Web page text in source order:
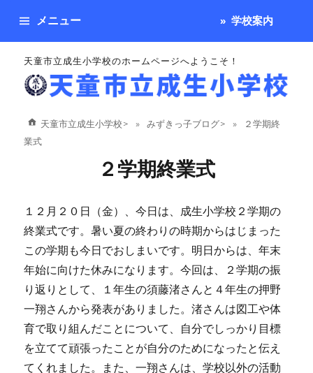
天童市立成生小学校のホームページへようこそ！
メニュー 学校案内
天童市立成生小学校 > みずきっ子ブログ>
２学期終
業式
２学期終業式
１２月２０日（金）、今日は、成生小学校２学期の
終業式です。暑い夏の終わりの時期からはじまった
この学期も今日でおしまいです。明日からは、年末
年始に向けた休みになります。今回は、２学期の振
り返りとして、１年生の須藤渚さんと４年生の押野
一翔さんから発表がありました。渚さんは図工や体
育で取り組んだことについて、自分でしっかり目標
を立てて頑張ったことが自分のためになったと伝え
てくれました。また、一翔さんは、学校以外の活動